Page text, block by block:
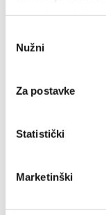
pristanka
Nužni
Za postavke
Statistički
Marketinški
21216 Kaštel
Info